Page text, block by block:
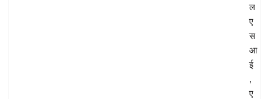
ल
ए
स
आ
ई
,
ए